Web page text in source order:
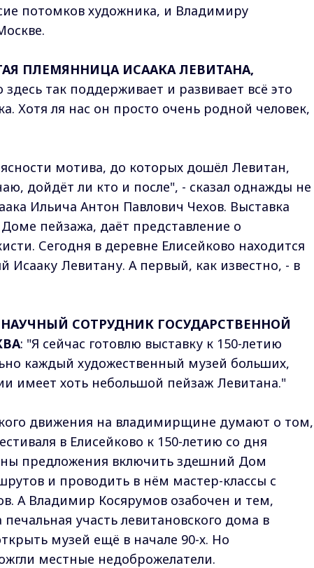
потомков художника, и Владимиру
ПЛЕМЯННИЦА ИСААКА ЛЕВИТАНА,
так поддерживает и развивает всё это
Хотя ля нас он просто очень родной человек,
мотива, до которых дошёл Левитан,
дойдёт ли кто и после", - сказал однажды не
Ильича Антон Павлович Чехов. Выставка
пейзажа, даёт представление о
Сегодня в деревне Елисейково находится
Левитану. А первый, как известно, - в
СОТРУДНИК ГОСУДАРСТВЕННОЙ
: "Я сейчас готовлю выставку к 150-летию
каждый художественный музей больших,
имеет хоть небольшой пейзаж Левитана."
движения на владимирщине думают о том,
в Елисейково к 150-летию со дня
предложения включить здешний Дом
и проводить в нём мастер-классы с
А Владимир Косярумов озабочен и тем,
участь левитановского дома в
музей ещё в начале 90-х. Но
местные недоброжелатели.